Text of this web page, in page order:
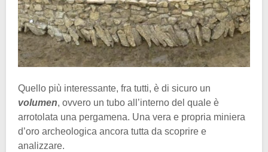
Quello più interessante, fra tutti, è di sicuro un
volumen, ovvero un tubo all’interno del quale è
arrotolata una pergamena. Una vera e propria miniera
d’oro archeologica ancora tutta da scoprire e
analizzare.